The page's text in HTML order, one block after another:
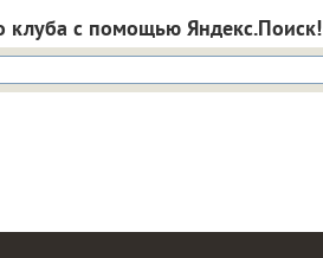
клуба с помощью Яндекс.Поиск!